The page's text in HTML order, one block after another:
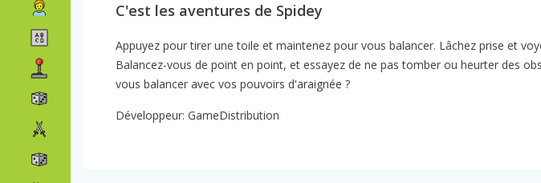
C'est les aventures de Spidey
Appuyez pour tirer une toile et maintenez pour vous balancer. Lâchez prise et
Balancez-vous de point en point, et essayez de ne pas tomber ou heurter des
vous balancer avec vos pouvoirs d'araignée ?
Développeur: GameDistribution